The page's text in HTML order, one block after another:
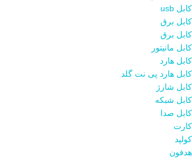
کابل usb
کابل برق
کابل برق
کابل مانیتور
کابل هارد
کابل هارد پی نت گلد
کابل شارژ
کابل شبکه
کابل صدا
کارت
کولپد
هدفون